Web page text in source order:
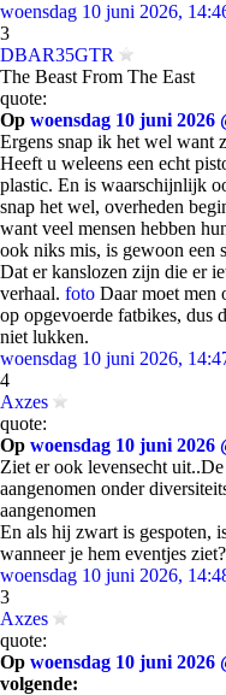
woensdag 10 juni 2026,
3
DBAR35GTR
The Beast From The East
quote:
Op woensdag 10 juni 2026
Ergens snap ik het wel want
Heeft u weleens een echt
plastic. En is waarschijnlijk
snap het wel, overheden
want veel mensen hebben
ook niks mis, is gewoon een
Dat er kanslozen zijn die er
verhaal. foto Daar moet men
op opgevoerde fatbikes, dus
niet lukken.
woensdag 10 juni 2026,
4
Axzes
quote:
Op woensdag 10 juni 2026
Ziet er ook levensecht
aangenomen onder
aangenomen
En als hij zwart is gespoten,
wanneer je hem eventjes ziet?
woensdag 10 juni 2026,
3
Axzes
quote:
Op woensdag 10 juni 2026
volgende: